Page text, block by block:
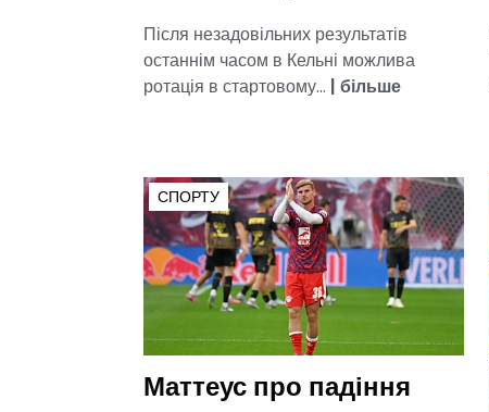
Після незадовільних результатів
останнім часом в Кельні можлива
ротація в стартовому... | більше
СПОРТУ
Маттеус про падіння